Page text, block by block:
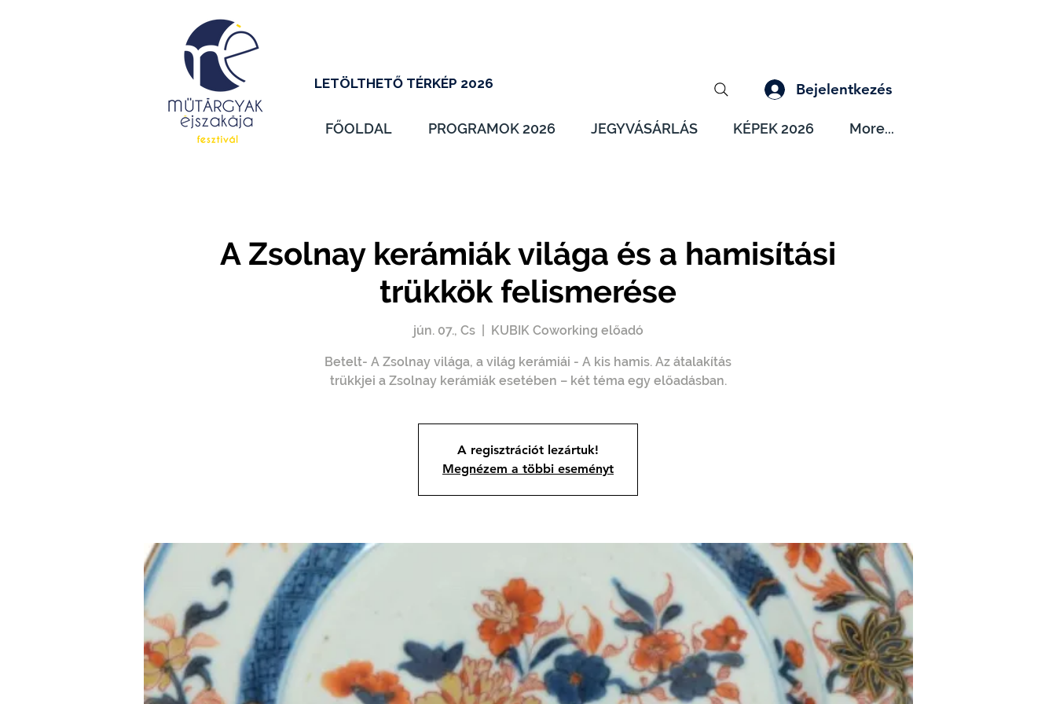
Bejelentkezés
LETÖLTHETŐ TÉRKÉP 2026
FŐOLDAL PROGRAMOK 2026 JEGYVÁSÁRLÁS KÉPEK 2026 More...
A Zsolnay kerámiák világa és a hamisítási
trükkök felismerése
jún. 07., Cs
  |
KUBIK Coworking előadó
Betelt- A Zsolnay világa, a világ kerámiái - A kis hamis. Az átalakítás
trükkjei a Zsolnay kerámiák esetében – két téma egy előadásban.
A regisztrációt lezártuk!
Megnézem a többi eseményt